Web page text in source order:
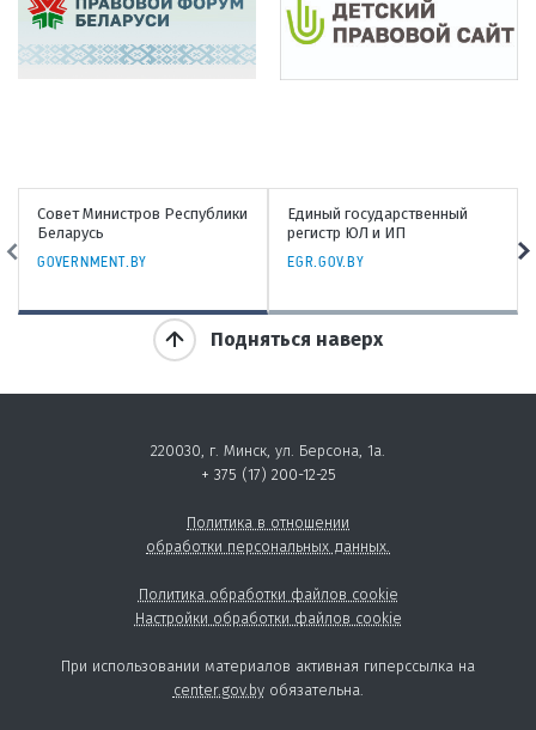
Республики
Единый государственный
Генеральная
Подняться наверх
220030, г. Минск, ул. Берсона, 1а.
+ 375 (17) 200-12-25
Политика в отношении
обработки персональных данных.
Политика обработки файлов cookie
Настройки обработки файлов cookie
При использовании материалов активная гиперссылка на
center.gov.byобязательна.